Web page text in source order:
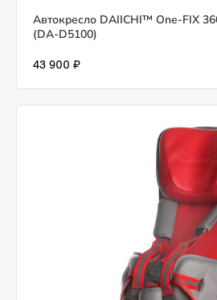
Автокресло DAIICHI™ One-FIX
(DA-D5100)
43 900 ₽